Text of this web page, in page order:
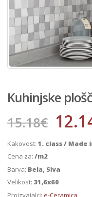
Kuhinjske
15.18€
Kakovost: 1. class / Made
Cena za: /m2
Barva: Bela, Siva
Velikost: 31,6x60
Proizvajalci: e-Ceramica